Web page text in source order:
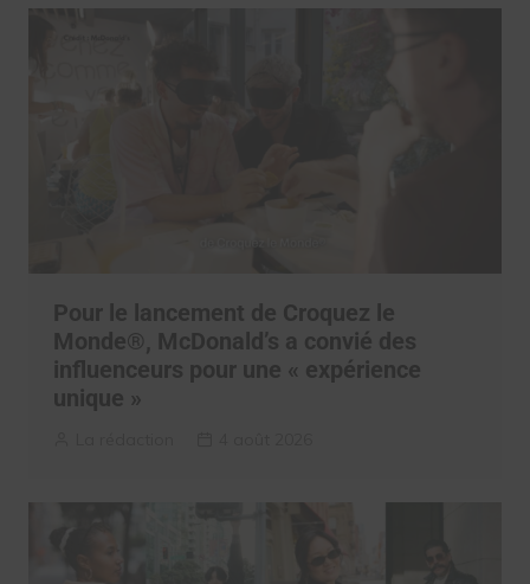
Pour le lancement de Croquez le
Monde®, McDonald’s a convié des
influenceurs pour une « expérience
unique »